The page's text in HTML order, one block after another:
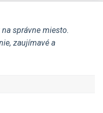
správne miesto.
zaujímavé a